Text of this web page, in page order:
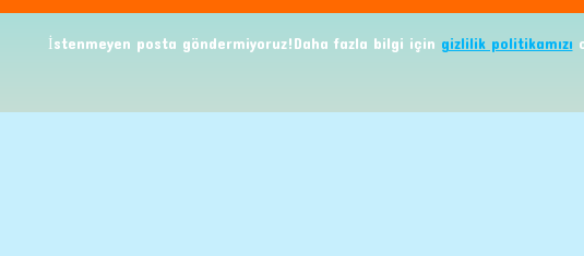
İstenmeyen posta göndermiyoruz!Daha fazla bilgi için gizlilik politikamızı